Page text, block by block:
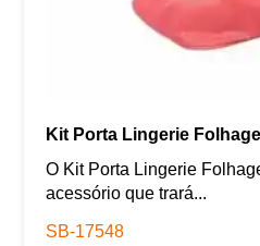
Kit Porta Lingerie
O Kit Porta Lingerie
acessório que trará...
SB-17548